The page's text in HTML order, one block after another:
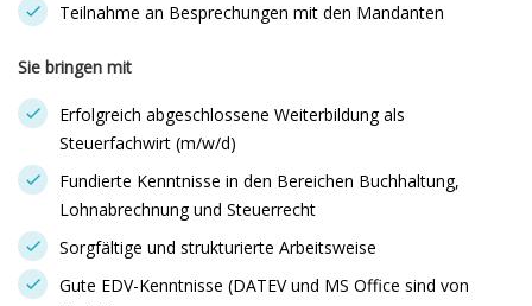
Teilnahme an Besprechungen mit den Mandanten
Sie bringen mit
Erfolgreich abgeschlossene Weiterbildung als
Steuerfachwirt (m/w/d)
Fundierte Kenntnisse in den Bereichen Buchhaltung,
Lohnabrechnung und Steuerrecht
Sorgfältige und strukturierte Arbeitsweise
Gute EDV-Kenntnisse (DATEV und MS Office sind von